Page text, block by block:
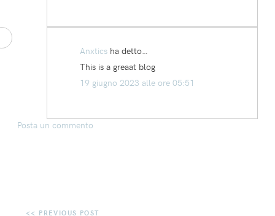
Anxtics ha detto…
This is a greaat blog
19 giugno 2023 alle ore 05:51
Posta un commento